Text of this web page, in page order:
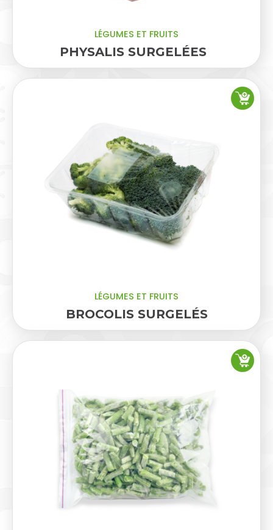
LÉGUMES ET FRUITS
PHYSALIS SURGELÉES
LÉGUMES ET FRUITS
BROCOLIS SURGELÉS